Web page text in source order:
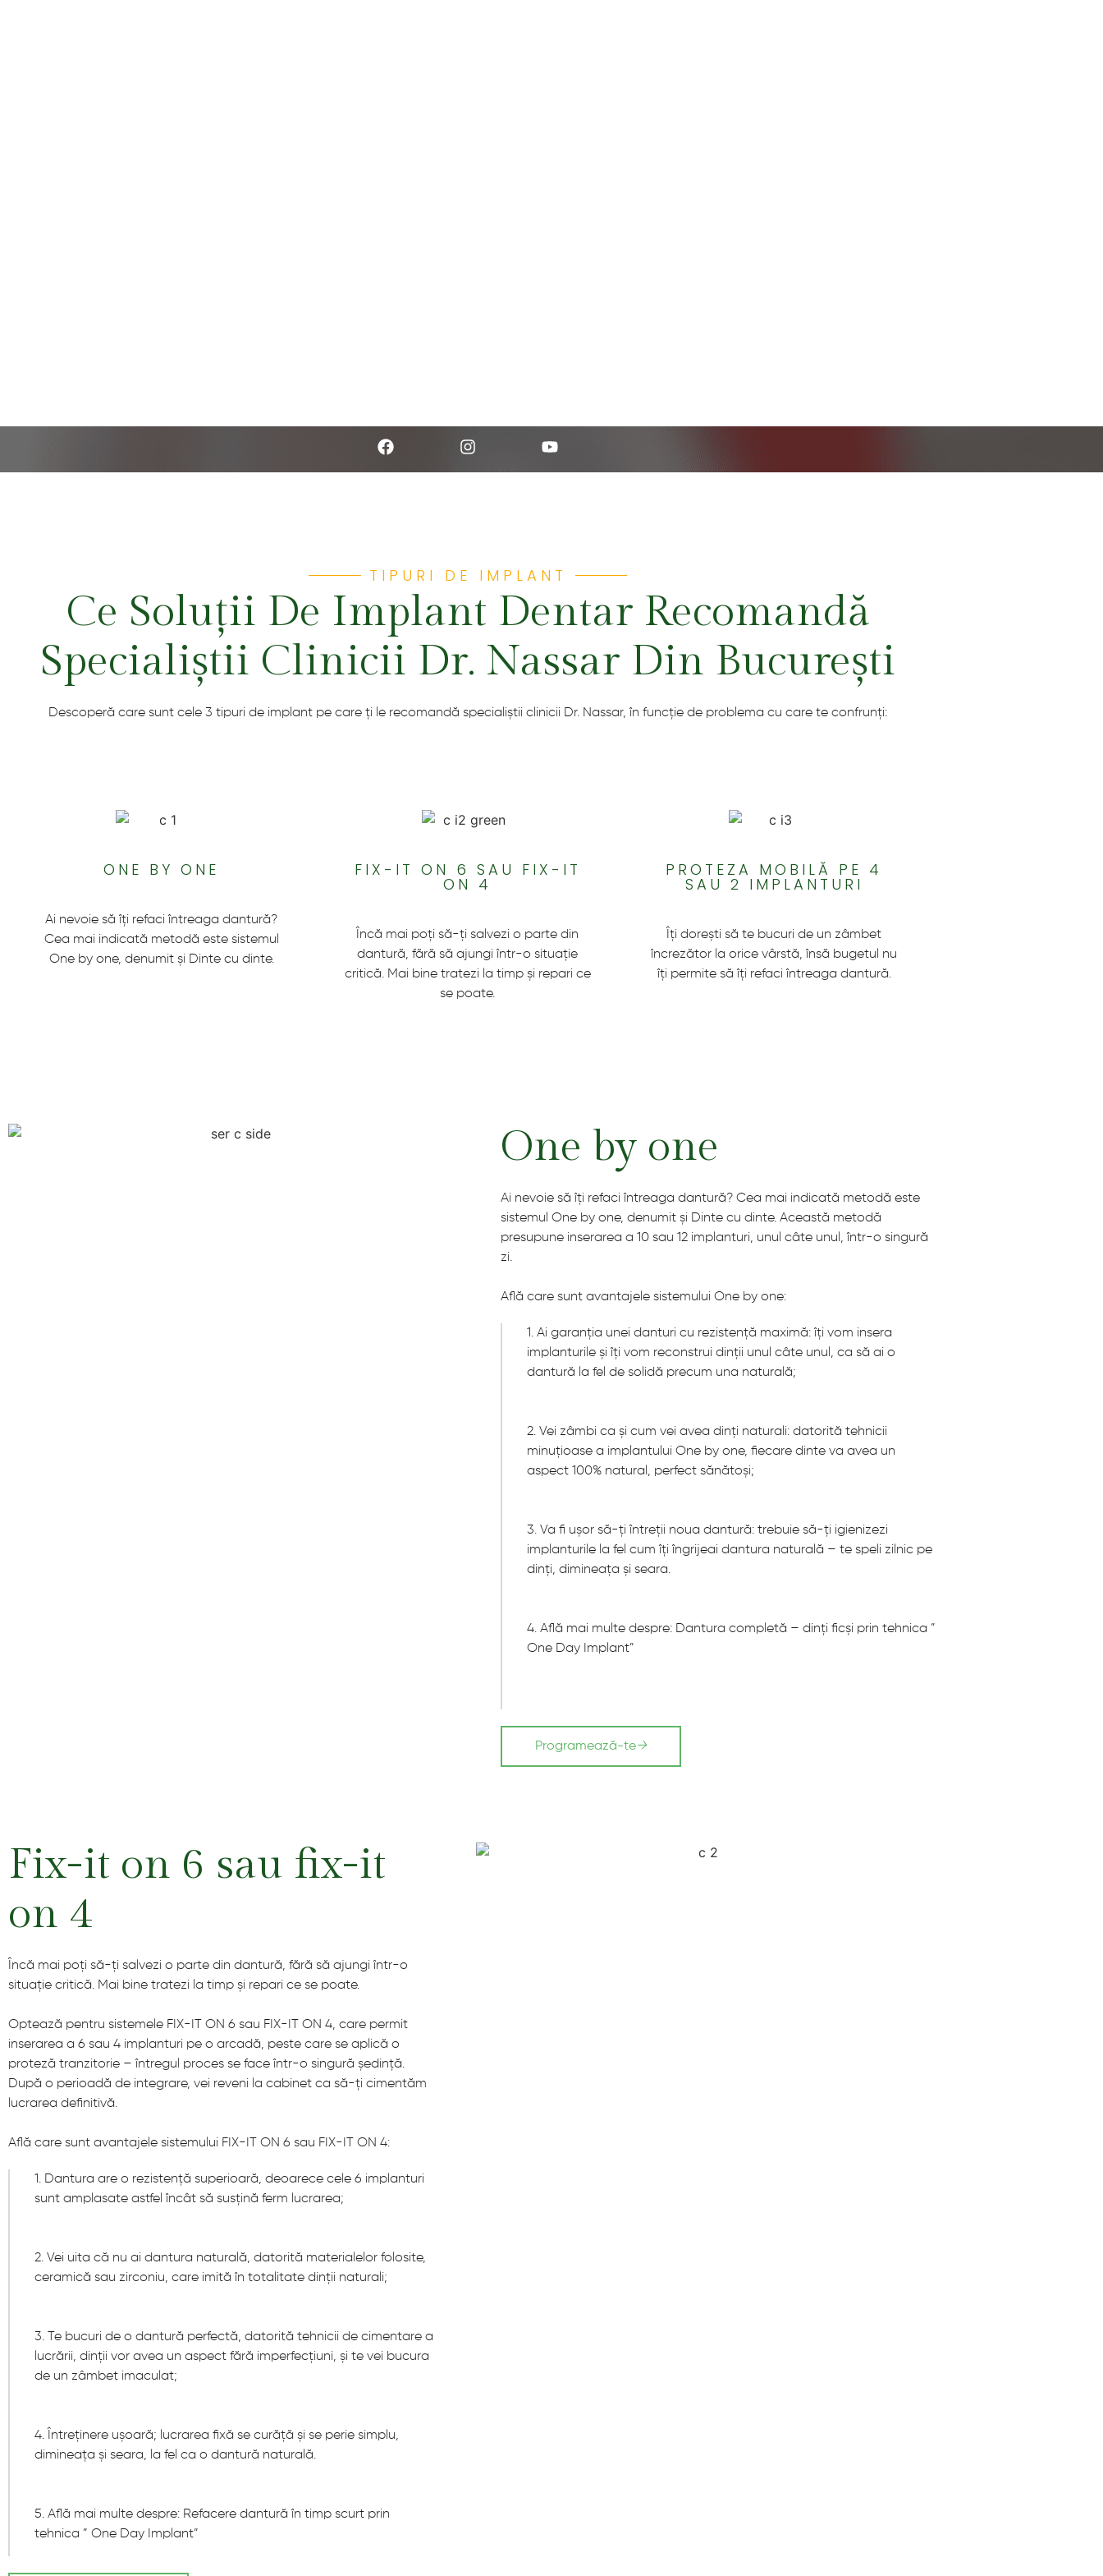
TIPURI DE IMPLANT
Ce Soluții De Implant Dentar Recomandă
Specialiștii Clinicii Dr. Nassar Din București
Descoperă care sunt cele 3 tipuri de implant pe care ți le recomandă specialiștii clinicii Dr. Nassar, în funcție de problema cu care te confrunți:
ONE BY ONE
Ai nevoie să îți refaci întreaga dantură?
Cea mai indicată metodă este sistemul
One by one, denumit și Dinte cu dinte.
FIX-IT ON 6 SAU FIX-IT
ON 4
Încă mai poți să-ți salvezi o parte din
dantură, fără să ajungi într-o situație
critică. Mai bine tratezi la timp și repari ce
se poate.
PROTEZA MOBILĂ PE 4
SAU 2 IMPLANTURI
Îți dorești să te bucuri de un zâmbet
încrezător la orice vârstă, însă bugetul nu
îți permite să îți refaci întreaga dantură.
One by one
Ai nevoie să îți refaci întreaga dantură? Cea mai indicată metodă este
sistemul One by one, denumit și Dinte cu dinte. Această metodă
presupune inserarea a 10 sau 12 implanturi, unul câte unul, într-o singură
zi.
Află care sunt avantajele sistemului One by one:
1. Ai garanția unei danturi cu rezistență maximă: îți vom insera
implanturile și îți vom reconstrui dinții unul câte unul, ca să ai o
dantură la fel de solidă precum una naturală;
2. Vei zâmbi ca și cum vei avea dinți naturali: datorită tehnicii
minuțioase a implantului One by one, fiecare dinte va avea un
aspect 100% natural, perfect sănătoși;
3. Va fi ușor să-ți întreții noua dantură: trebuie să-ți igienizezi
implanturile la fel cum îți îngrijeai dantura naturală – te speli zilnic pe
dinți, dimineața și seara.
4. Află mai multe despre: Dantura completă – dinți ficși prin tehnica ”
One Day Implant”
Programează-te
Fix-it on 6 sau fix-it
on 4
Încă mai poți să-ți salvezi o parte din dantură, fără să ajungi într-o
situație critică. Mai bine tratezi la timp și repari ce se poate.
Optează pentru sistemele FIX-IT ON 6 sau FIX-IT ON 4, care permit
inserarea a 6 sau 4 implanturi pe o arcadă, peste care se aplică o
proteză tranzitorie – întregul proces se face într-o singură ședință.
După o perioadă de integrare, vei reveni la cabinet ca să-ți cimentăm
lucrarea definitivă.
Află care sunt avantajele sistemului FIX-IT ON 6 sau FIX-IT ON 4:
1. Dantura are o rezistență superioară, deoarece cele 6 implanturi
sunt amplasate astfel încât să susțină ferm lucrarea;
2. Vei uita că nu ai dantura naturală, datorită materialelor folosite,
ceramică sau zirconiu, care imită în totalitate dinții naturali;
3. Te bucuri de o dantură perfectă, datorită tehnicii de cimentare a
lucrării, dinții vor avea un aspect fără imperfecțiuni, și te vei bucura
de un zâmbet imaculat;
4. Întreținere ușoară; lucrarea fixă se curăță și se perie simplu,
dimineața și seara, la fel ca o dantură naturală.
5. Află mai multe despre: Refacere dantură în timp scurt prin
tehnica ” One Day Implant”